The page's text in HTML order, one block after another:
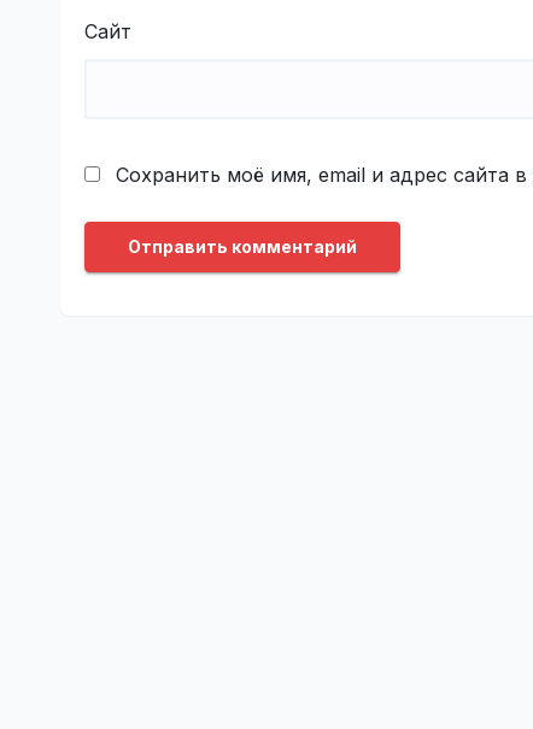
Сайт
Сохранить моё имя, email и адрес сайта